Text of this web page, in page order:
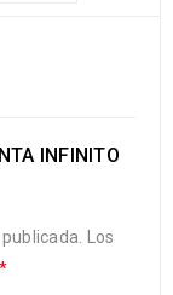
INFINITO
Los
*